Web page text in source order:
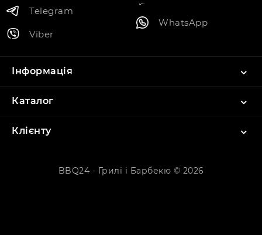
Telegram
Viber
WhatsApp
Інформація
Каталог
Клієнту
BBQ24 - Грилі і Барбекю © 2026